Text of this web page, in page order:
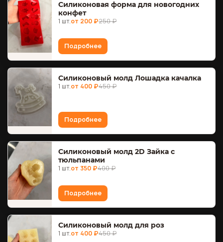
Силиконовая форма для новогодних
конфет
1 шт.от 200 ₽250 ₽
Подробнее
Силиконовый молд Лошадка качалка
1 шт.от 400 ₽450 ₽
Подробнее
Силиконовый молд 2D Зайка с
тюльпанами
1 шт.от 350 ₽400 ₽
Подробнее
Силиконовый молд для роз
1 шт.от 400 ₽450 ₽